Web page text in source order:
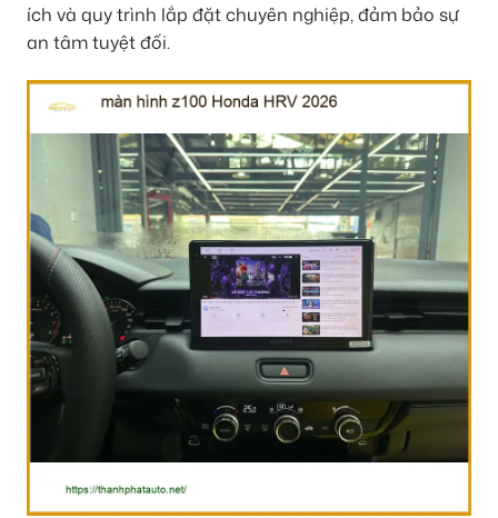
ích và quy trình lắp đặt chuyên nghiệp, đảm bảo sự
an tâm tuyệt đối.